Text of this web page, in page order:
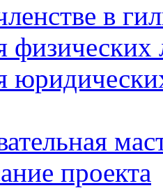
в
физических
проекта